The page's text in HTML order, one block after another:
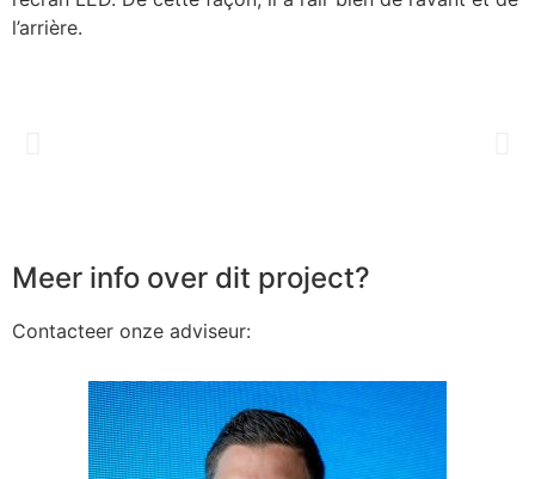
l’arrière.
Meer info over dit project?
Contacteer onze adviseur: